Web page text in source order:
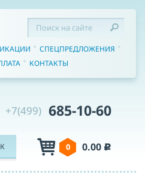
СПЕЦПРЕДЛОЖЕНИЯ
КОНТАКТЫ
+7(499) 685-10-60
0 0.00 c